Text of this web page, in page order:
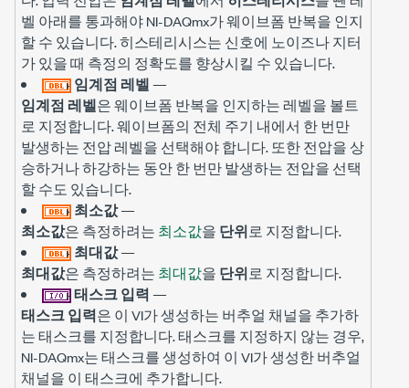
벨 아래를 통과해야 NI-DAQmx가 웨이브폼 반복을 인지
할 수 있습니다. 히스테리시스는 신호에 노이즈나 지터
가 있을 때 측정의 정확도를 향상시킬 수 있습니다.
임계점 레벨 —
임계점 레벨은 웨이브폼 반복을 인지하는 레벨을 볼트
로 지정합니다. 웨이브폼의 전체 주기 내에서 한 번만
발생하는 전압 레벨을 선택해야 합니다. 또한 전압을 상
승하거나 하강하는 동안 한 번만 발생하는 전압을 선택
할 수도 있습니다.
최소값—
최소값은 측정하려는 최소값을 단위로 지정합니다.
최대값—
최대값은 측정하려는 최대값을 단위로 지정합니다.
태스크 입력 —
태스크 입력은 이 VI가 생성하는 버추얼 채널을 추가하
는 태스크를 지정합니다. 태스크를 지정하지 않는 경우,
NI-DAQmx는 태스크를 생성하여 이 VI가 생성한 버추얼
채널을 이 태스크에 추가합니다.